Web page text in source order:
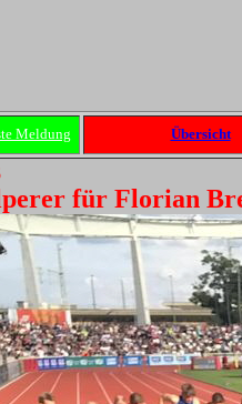
Meldung Übersicht
für Florian